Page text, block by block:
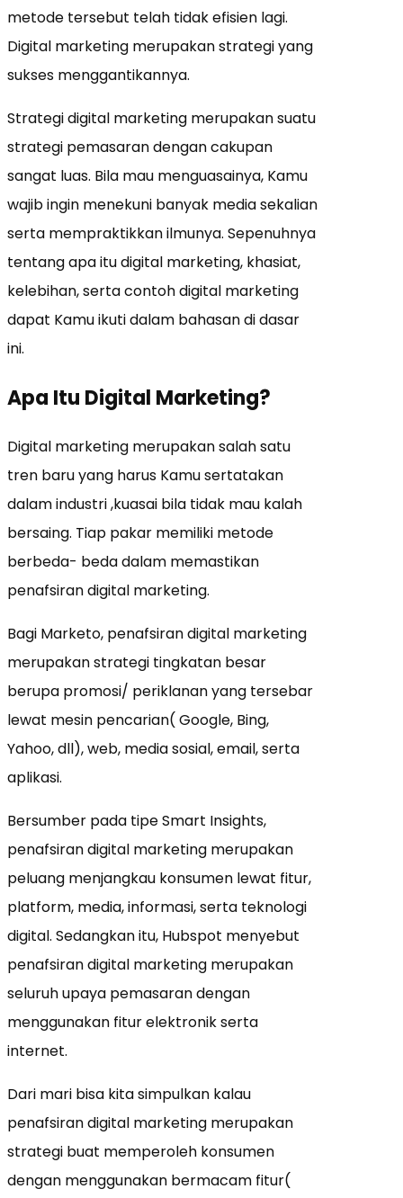
metode tersebut telah tidak efisien lagi.
Digital marketing merupakan strategi yang
sukses menggantikannya.
Strategi digital marketing merupakan suatu
strategi pemasaran dengan cakupan
sangat luas. Bila mau menguasainya, Kamu
wajib ingin menekuni banyak media sekalian
serta mempraktikkan ilmunya. Sepenuhnya
tentang apa itu digital marketing, khasiat,
kelebihan, serta contoh digital marketing
dapat Kamu ikuti dalam bahasan di dasar
ini.
Apa Itu Digital Marketing?
Digital marketing merupakan salah satu
tren baru yang harus Kamu sertatakan
dalam industri ,kuasai bila tidak mau kalah
bersaing. Tiap pakar memiliki metode
berbeda- beda dalam memastikan
penafsiran digital marketing.
Bagi Marketo, penafsiran digital marketing
merupakan strategi tingkatan besar
berupa promosi/ periklanan yang tersebar
lewat mesin pencarian( Google, Bing,
Yahoo, dll), web, media sosial, email, serta
aplikasi.
Bersumber pada tipe Smart Insights,
penafsiran digital marketing merupakan
peluang menjangkau konsumen lewat fitur,
platform, media, informasi, serta teknologi
digital. Sedangkan itu, Hubspot menyebut
penafsiran digital marketing merupakan
seluruh upaya pemasaran dengan
menggunakan fitur elektronik serta
internet.
Dari mari bisa kita simpulkan kalau
penafsiran digital marketing merupakan
strategi buat memperoleh konsumen
dengan menggunakan bermacam fitur(